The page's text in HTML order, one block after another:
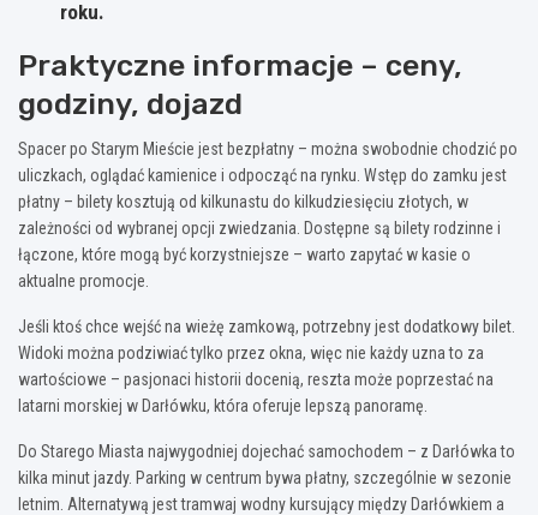
roku.
Praktyczne informacje – ceny,
godziny, dojazd
Spacer po Starym Mieście jest bezpłatny – można swobodnie chodzić po
uliczkach, oglądać kamienice i odpocząć na rynku. Wstęp do zamku jest
płatny – bilety kosztują od kilkunastu do kilkudziesięciu złotych, w
zależności od wybranej opcji zwiedzania. Dostępne są bilety rodzinne i
łączone, które mogą być korzystniejsze – warto zapytać w kasie o
aktualne promocje.
Jeśli ktoś chce wejść na wieżę zamkową, potrzebny jest dodatkowy bilet.
Widoki można podziwiać tylko przez okna, więc nie każdy uzna to za
wartościowe – pasjonaci historii docenią, reszta może poprzestać na
latarni morskiej w Darłówku, która oferuje lepszą panoramę.
Do Starego Miasta najwygodniej dojechać samochodem – z Darłówka to
kilka minut jazdy. Parking w centrum bywa płatny, szczególnie w sezonie
letnim. Alternatywą jest tramwaj wodny kursujący między Darłówkiem a